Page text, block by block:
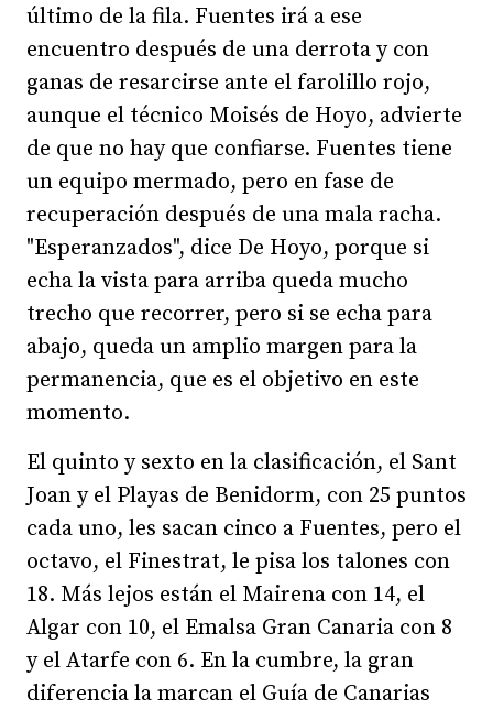
último de la fila. Fuentes irá a ese
encuentro después de una derrota y con
ganas de resarcirse ante el farolillo rojo,
aunque el técnico Moisés de Hoyo, advierte
de que no hay que confiarse. Fuentes tiene
un equipo mermado, pero en fase de
recuperación después de una mala racha.
"Esperanzados", dice De Hoyo, porque si
echa la vista para arriba queda mucho
trecho que recorrer, pero si se echa para
abajo, queda un amplio margen para la
permanencia, que es el objetivo en este
momento.
El quinto y sexto en la clasificación, el Sant
Joan y el Playas de Benidorm, con 25 puntos
cada uno, les sacan cinco a Fuentes, pero el
octavo, el Finestrat, le pisa los talones con
18. Más lejos están el Mairena con 14, el
Algar con 10, el Emalsa Gran Canaria con 8
y el Atarfe con 6. En la cumbre, la gran
diferencia la marcan el Guía de Canarias